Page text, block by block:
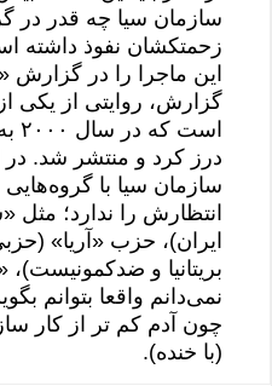
سازمان سیا چه قدر
زحمت‏کشان نفوذ داشته
این ماجرا را در گزارش
گزارش، روایتی از یکی
درز کرد و منتشر شد.
سازمان سیا با
انتظارش را ندارد؛
بریتانیا و ضدکمونیست)،
نمی‌دانم واقعا بتوانم
چون آدم کم تر از کار
(با خنده).